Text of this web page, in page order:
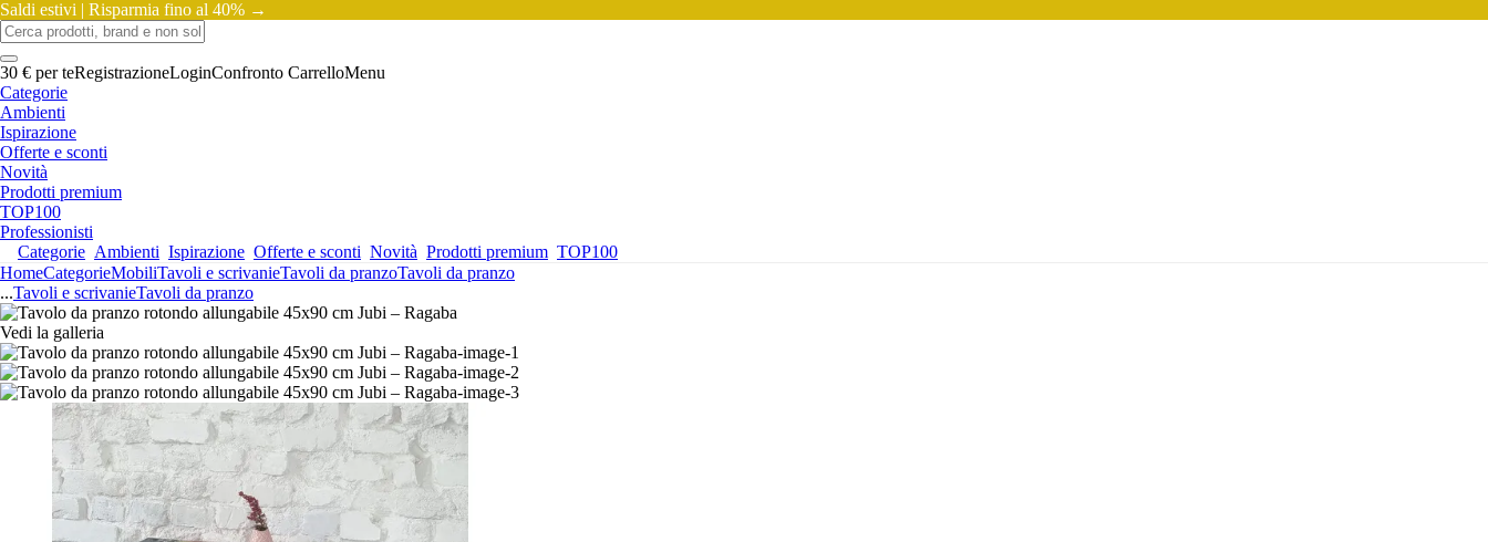
Saldi estivi | Risparmia fino al 40% →
30 € per teRegistrazioneLoginConfronto CarrelloMenu
Categorie
Ambienti
Ispirazione
Offerte e sconti
Novità
Prodotti premium
TOP100
Professionisti
Categorie Ambienti Ispirazione Offerte e sconti Novità Prodotti premium TOP100
HomeCategorieMobiliTavoli e scrivanieTavoli da pranzoTavoli da pranzo
...Tavoli e scrivanieTavoli da pranzo
Vedi la galleria